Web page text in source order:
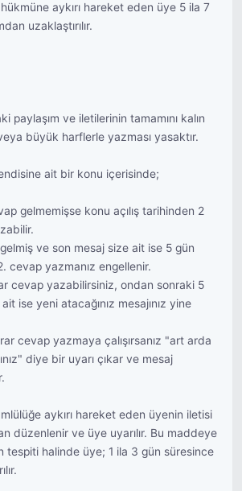
aykırı hareket eden üye 5 ila 7
uzaklaştırılır.
paylaşım ve iletilerinin tamamını kalın
büyük harflerle yazması yasaktır.
ait bir konu içerisinde;
gelmemişse konu açılış tarihinden 2
ve son mesaj size ait ise 5 gün
cevap yazmanız engellenir.
cevap yazabilirsiniz, ondan sonraki 5
ise yeni atacağınız mesajınız yine
cevap yazmaya çalışırsanız "art arda
diye bir uyarı çıkar ve mesaj
aykırı hareket eden üyenin iletisi
düzenlenir ve üye uyarılır. Bu maddeye
tespiti halinde üye; 1 ila 3 gün süresince